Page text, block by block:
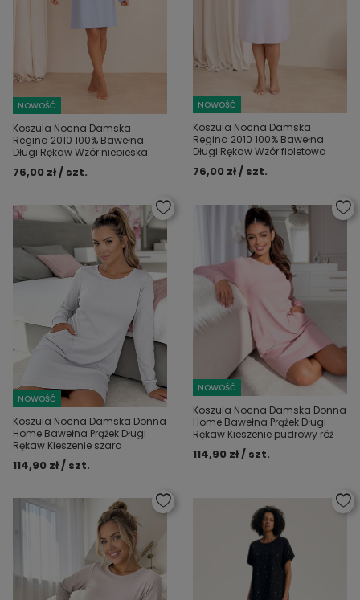
NOWOŚĆ
Koszula Nocna Damska
Regina 2010 100% Bawełna
Długi Rękaw Wzór niebieska
76,00 zł / szt.
NOWOŚĆ
Koszula Nocna Damska
Regina 2010 100% Bawełna
Długi Rękaw Wzór fioletowa
76,00 zł / szt.
NOWOŚĆ
Koszula Nocna Damska Donna
Home Bawełna Prążek Długi
Rękaw Kieszenie szara
114,90 zł / szt.
NOWOŚĆ
Koszula Nocna Damska Donna
Home Bawełna Prążek Długi
Rękaw Kieszenie pudrowy róż
114,90 zł / szt.